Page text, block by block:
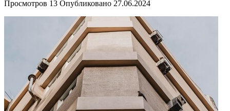
Просмотров 13 Опубликовано 27.06.2024